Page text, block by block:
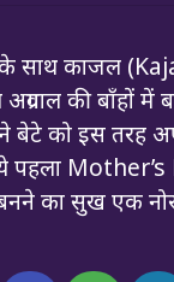
साथ काजल
की बाँहों
को इस तरह
का सुख एक